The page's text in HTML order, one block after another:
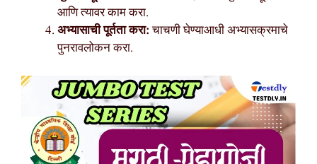
आणि त्यावर काम करा.
अभ्यासाची पूर्तता करा:चाचणी घेण्याआधी अभ्यासक्रमाचे
पुनरावलोकन करा.